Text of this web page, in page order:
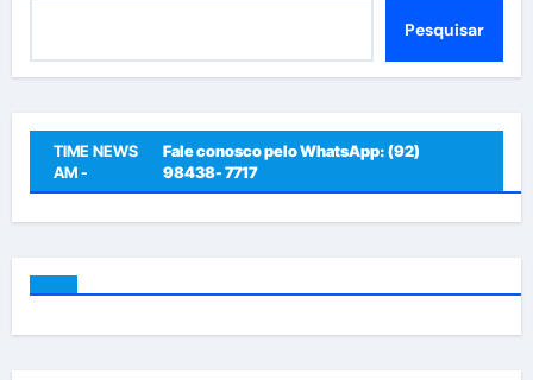
Pesquisar
TIME NEWS
AM -
Fale conosco pelo WhatsApp: (92)
98438- 7717